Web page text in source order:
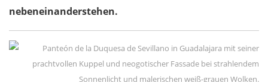
nebeneinanderstehen.